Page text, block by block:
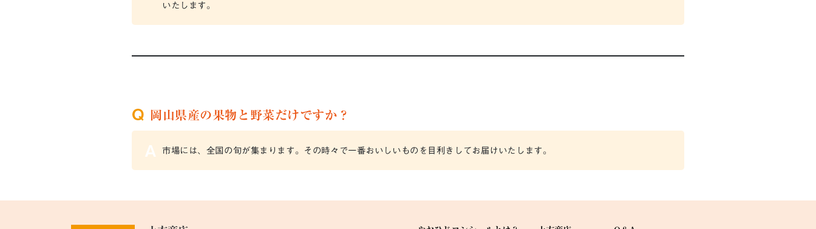
いたします。
岡山県産の果物と野菜だけですか？
市場には、全国の旬が集まります。その時々で一番おいしいものを目利きしてお届けいたします。